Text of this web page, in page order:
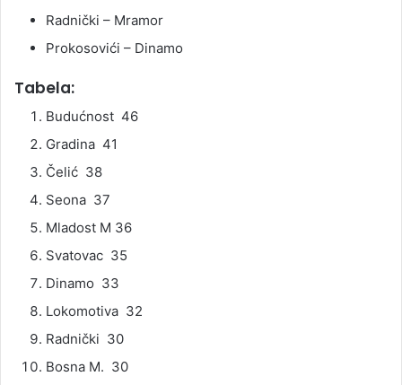
Radnički – Mramor
Prokosovići – Dinamo
Tabela:
Budućnost 46
Gradina 41
Čelić 38
Seona 37
Mladost M 36
Svatovac 35
Dinamo 33
Lokomotiva 32
Radnički 30
Bosna M. 30